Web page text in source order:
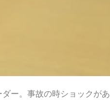
ー。事故の時ショックがあ